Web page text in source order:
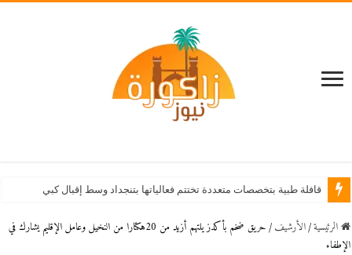
الرئيسية / اﻷرشيف /
حريق ضخم بأكدز يلتهم أزيد من 20هكتارا من النخيل وعامل الإقليم يشارك في
الإطفاء